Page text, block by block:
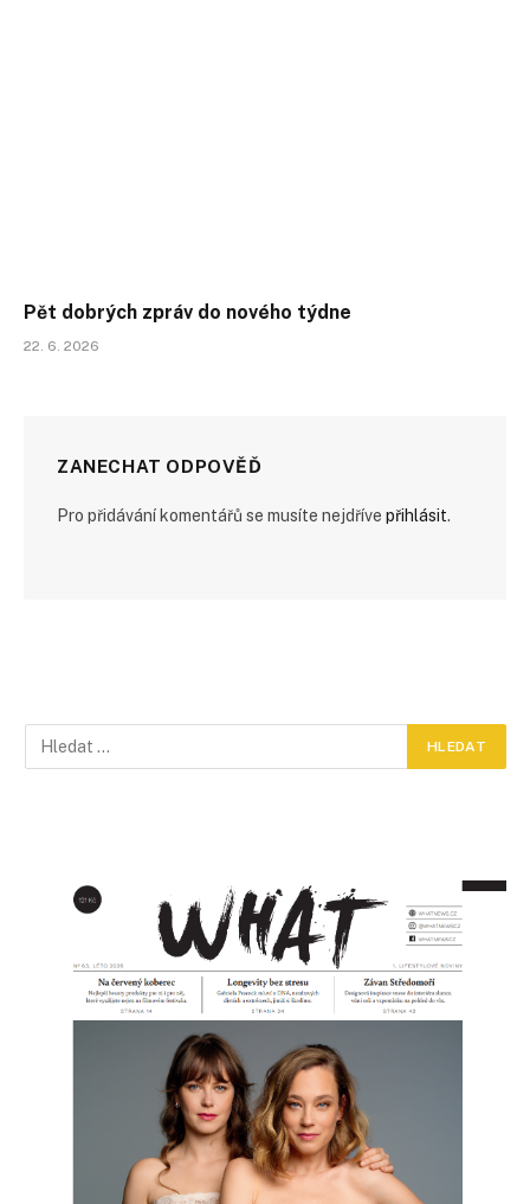
Pět dobrých zpráv do nového týdne
22. 6. 2026
ZANECHAT ODPOVĚĎ
Pro přidávání komentářů se musíte nejdříve přihlásit.